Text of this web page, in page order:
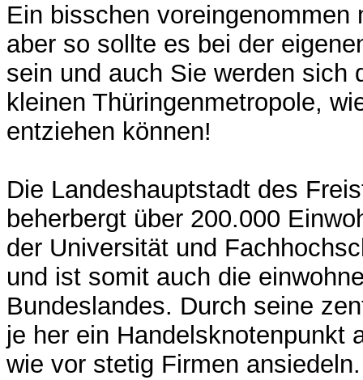
Ein bisschen voreingenommen
aber so sollte es bei der
sein und auch Sie werden sich
kleinen Thüringenmetropole,
entziehen können!
Die Landeshauptstadt des
beherbergt über 200.000
der Universität und
und ist somit auch die
Bundeslandes. Durch seine
je her ein Handelsknotenpunkt
wie vor stetig Firmen ansiedeln.